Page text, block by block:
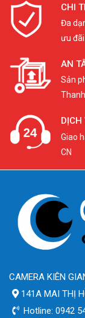
CHI
Đa
ưu đãi
AN
Sản
Giao
CN
CAMERA KIÊN
141A MAI THỊ
Hotline: 0942